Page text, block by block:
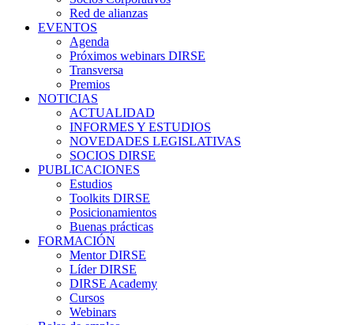
Red de alianzas
EVENTOS
Agenda
Próximos webinars DIRSE
Transversa
Premios
NOTICIAS
ACTUALIDAD
INFORMES Y ESTUDIOS
NOVEDADES LEGISLATIVAS
SOCIOS DIRSE
PUBLICACIONES
Estudios
Toolkits DIRSE
Posicionamientos
Buenas prácticas
FORMACIÓN
Mentor DIRSE
Líder DIRSE
DIRSE Academy
Cursos
Webinars